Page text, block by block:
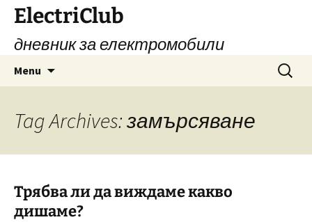
Skip
content
ElectriClub
дневник за електромобили
Menu
Search
for:
Tag Archives: замърсяване
Трябва ли да виждаме какво
дишаме?